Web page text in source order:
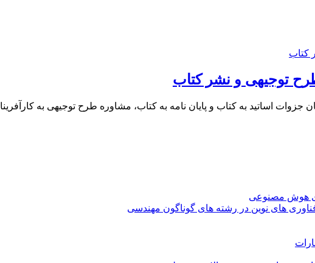
توجیهی و نشر کتاب
جزوات اساتید به کتاب و پایان نامه به کتاب، مشاوره طرح توجیهی به
هوش مصنوعی
های نوین در رشته های گوناگون مهندسی